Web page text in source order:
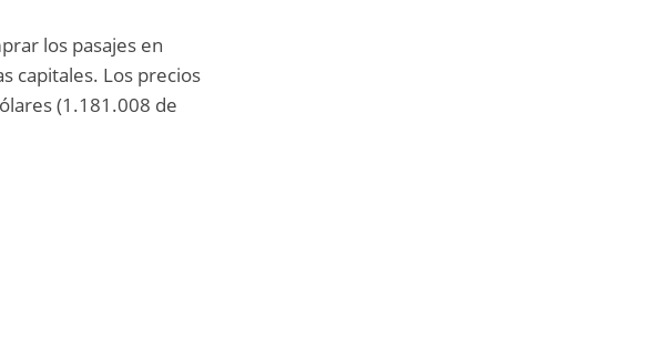
los pasajes en
capitales. Los precios
(1.181.008 de